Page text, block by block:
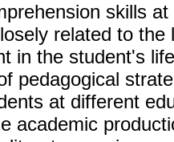
skills
related to
in the student's
pedagogical
at different
academic